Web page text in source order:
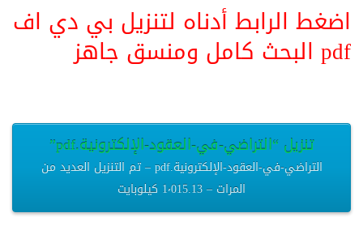
اضغط الرابط أدناه لتنزيل بي دي اف
pdf البحث كامل ومنسق جاهز
تنزيل “التراضي-في-العقود-الإلكترونية.pdf”
التراضي-في-العقود-الإلكترونية.pdf – تم التنزيل العديد من
المرات – 1٬015.13 كيلوبايت